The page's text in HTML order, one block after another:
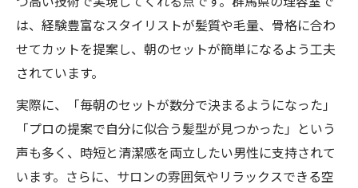
は、経験豊富なスタイリストが髪質や毛量、骨格に合わ
せてカットを提案し、朝のセットが簡単になるよう工夫
されています。
実際に、「毎朝のセットが数分で決まるようになった」
「プロの提案で自分に似合う髪型が見つかった」という
声も多く、時短と清潔感を両立したい男性に支持されて
います。さらに、サロンの雰囲気やリラックスできる空